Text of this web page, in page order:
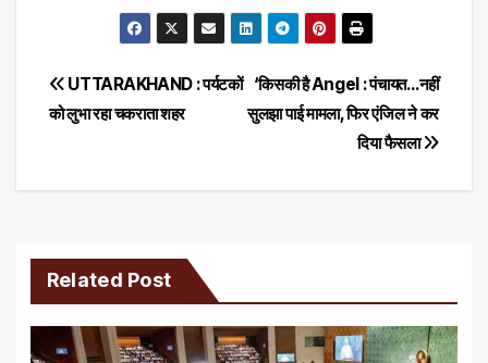
Post
navigation
‘किसकी है Angel : पंचायत…नहीं
सुलझा पाई मामला, फिर एंजिल ने कर
दिया फैसला
UTTARAKHAND : पर्यटकों
को लुभा रहा चकराता शहर
Related Post